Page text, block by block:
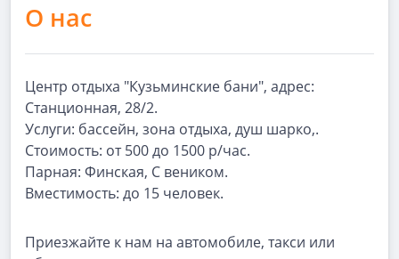
О нас
Центр отдыха "Кузьминские бани", адрес:
Станционная, 28/2.
Услуги: бассейн, зона отдыха, душ шарко,.
Стоимость: от 500 до 1500 р/час.
Парная: Финская, С веником.
Вместимость: до 15 человек.
Приезжайте к нам на автомобиле, такси или